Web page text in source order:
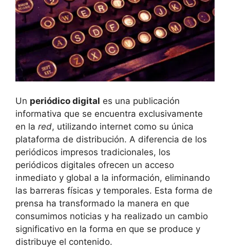
Un periódico digital es una publicación
informativa que se encuentra exclusivamente
en la red, utilizando internet como su única
plataforma de distribución. A diferencia de los
periódicos impresos tradicionales, los
periódicos digitales ofrecen un acceso
inmediato y global a la información, eliminando
las barreras físicas y temporales. Esta forma de
prensa ha transformado la manera en que
consumimos noticias y ha realizado un cambio
significativo en la forma en que se produce y
distribuye el contenido.